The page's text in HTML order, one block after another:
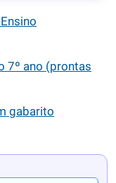
7º ano (prontas
gabarito